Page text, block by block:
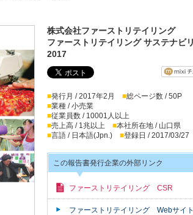
株式会社ファーストリテイリング
ファーストリテイリング サステナビ
2017
■発行月 / 2017年2月 ■総ページ数 / 50P
■業種 / 小売業
■従業員数 / 10001人以上
■売上高 / 1兆以上 ■本社所在地 / 山口県
■言語 / 日本語(Jpn.) ■登録日 / 2017/03/27
この報告書発行企業の外部リンク
ファーストリテイリング CSR
ファーストリテイリング Webサイ